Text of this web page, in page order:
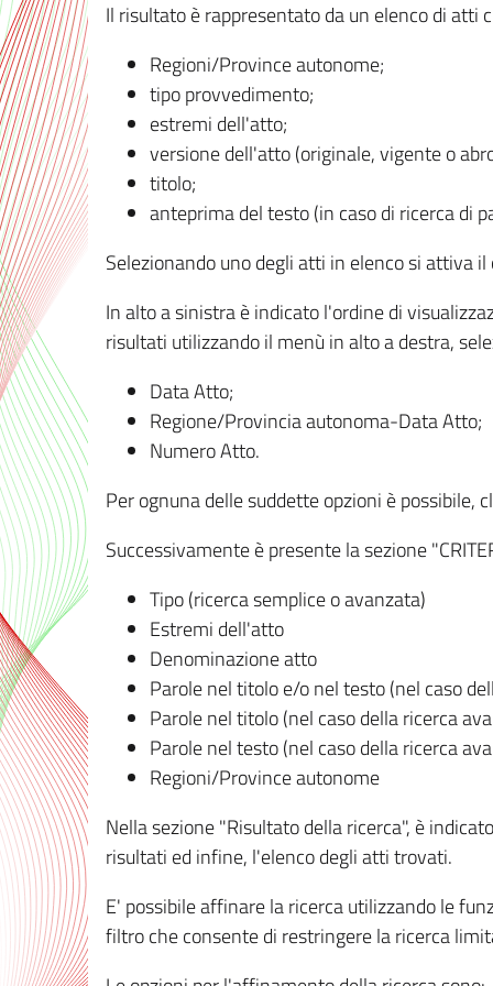
Il risultato è rappresentato da un elenco di atti
Regioni/Province autonome;
tipo provvedimento;
estremi dell'atto;
versione dell'atto (originale, vigente o
titolo;
anteprima del testo (in caso di ricerca di
Selezionando uno degli atti in elenco si attiva
In alto a sinistra è indicato l'ordine di
risultati utilizzando il menù in alto a destra,
Data Atto;
Regione/Provincia autonoma-Data Atto;
Numero Atto.
Per ognuna delle suddette opzioni è
Successivamente è presente la sezione
Tipo (ricerca semplice o avanzata)
Estremi dell'atto
Denominazione atto
Parole nel titolo e/o nel testo (nel caso
Parole nel titolo (nel caso della ricerca
Parole nel testo (nel caso della ricerca
Regioni/Province autonome
Nella sezione "Risultato della ricerca", è
risultati ed infine, l'elenco degli atti trovati.
E' possibile affinare la ricerca utilizzando le
filtro che consente di restringere la ricerca